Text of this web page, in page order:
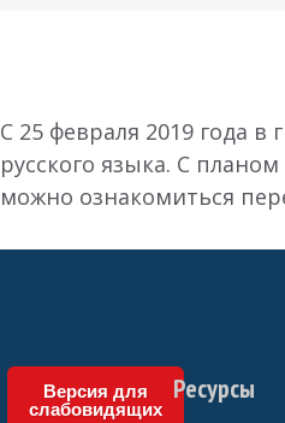
С 25 февраля 2019 года
русского языка. С
можно ознакомиться
Версия для
слабовидящих
Ресурсы